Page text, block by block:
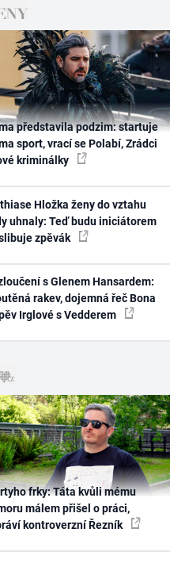
představila podzim: startuje
sport, vrací se Polabí, Zrádci
kriminálky
Hložka ženy do vztahu
uhnaly: Teď budu iniciátorem
zpěvák
s Glenem Hansardem:
rakev, dojemná řeč Bona
Irglové s Vedderem
frky: Táta kvůli mému
málem přišel o práci,
kontroverzní Řezník